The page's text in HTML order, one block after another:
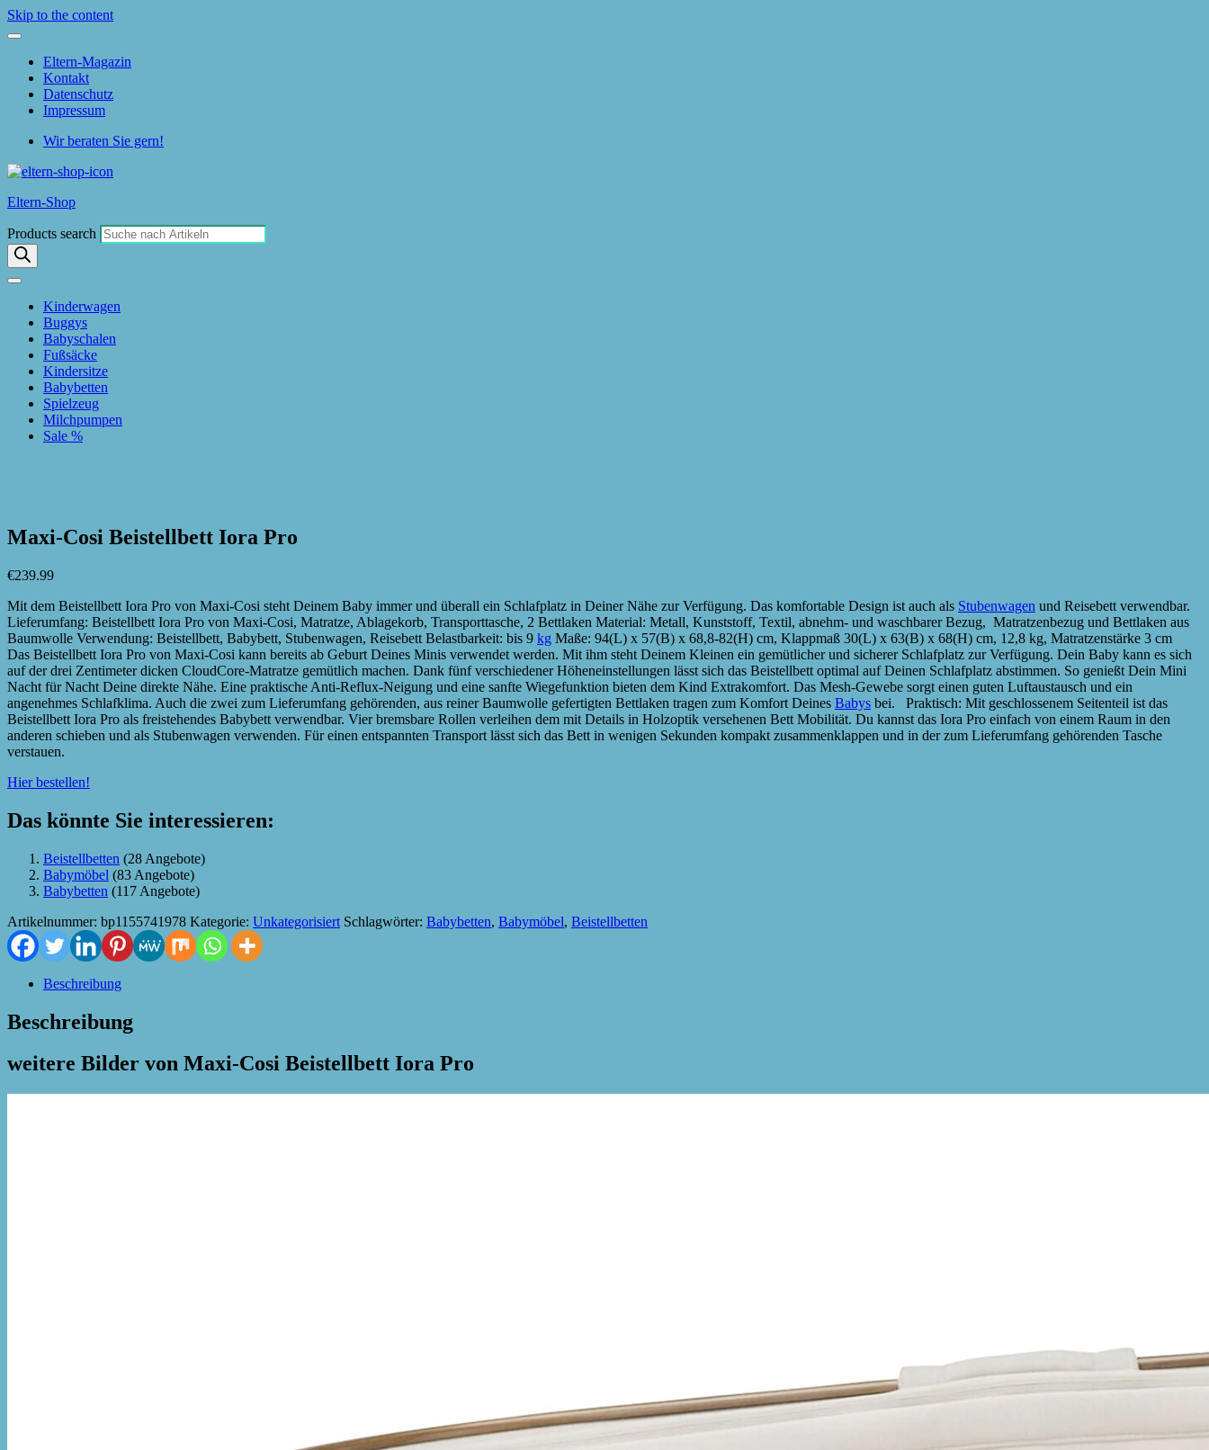
Skip to the content
Eltern-Magazin
Kontakt
Datenschutz
Impressum
Wir beraten Sie gern!
Eltern-Shop
Products search
Kinderwagen
Buggys
Babyschalen
Fußsäcke
Kindersitze
Babybetten
Spielzeug
Milchpumpen
Sale %
Maxi-Cosi Beistellbett Iora Pro
€239.99
Mit dem Beistellbett Iora Pro von Maxi-Cosi steht Deinem Baby immer und überall ein Schlafplatz in Deiner Nähe zur Verfügung. Das komfortable Design ist auch als Stubenwagen und Reisebett verwendbar.
Lieferumfang: Beistellbett Iora Pro von Maxi-Cosi, Matratze, Ablagekorb, Transporttasche, 2 Bettlaken Material: Metall, Kunststoff, Textil, abnehm- und waschbarer Bezug, Matratzenbezug und Bettlaken aus
Baumwolle Verwendung: Beistellbett, Babybett, Stubenwagen, Reisebett Belastbarkeit: bis 9 kg Maße: 94(L) x 57(B) x 68,8-82(H) cm, Klappmaß 30(L) x 63(B) x 68(H) cm, 12,8 kg, Matratzenstärke 3 cm
Das Beistellbett Iora Pro von Maxi-Cosi kann bereits ab Geburt Deines Minis verwendet werden. Mit ihm steht Deinem Kleinen ein gemütlicher und sicherer Schlafplatz zur Verfügung. Dein Baby kann es sich
auf der drei Zentimeter dicken CloudCore-Matratze gemütlich machen. Dank fünf verschiedener Höheneinstellungen lässt sich das Beistellbett optimal auf Deinen Schlafplatz abstimmen. So genießt Dein Mini
Nacht für Nacht Deine direkte Nähe. Eine praktische Anti-Reflux-Neigung und eine sanfte Wiegefunktion bieten dem Kind Extrakomfort. Das Mesh-Gewebe sorgt einen guten Luftaustausch und ein
angenehmes Schlafklima. Auch die zwei zum Lieferumfang gehörenden, aus reiner Baumwolle gefertigten Bettlaken tragen zum Komfort Deines Babys bei. Praktisch: Mit geschlossenem Seitenteil ist das
Beistellbett Iora Pro als freistehendes Babybett verwendbar. Vier bremsbare Rollen verleihen dem mit Details in Holzoptik versehenen Bett Mobilität. Du kannst das Iora Pro einfach von einem Raum in den
anderen schieben und als Stubenwagen verwenden. Für einen entspannten Transport lässt sich das Bett in wenigen Sekunden kompakt zusammenklappen und in der zum Lieferumfang gehörenden Tasche
verstauen.
Hier bestellen!
Das könnte Sie interessieren:
Beistellbetten (28 Angebote)
Babymöbel (83 Angebote)
Babybetten (117 Angebote)
Artikelnummer: bp1155741978 Kategorie: Unkategorisiert Schlagwörter: Babybetten, Babymöbel, Beistellbetten
Beschreibung
Beschreibung
weitere Bilder von Maxi-Cosi Beistellbett Iora Pro